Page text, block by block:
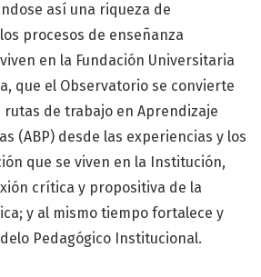
así una riqueza de
procesos de enseñanza
en la Fundación Universitaria
que el Observatorio se convierte
de trabajo en Aprendizaje
(ABP) desde las experiencias y los
que se viven en la Institución,
crítica y propositiva de la
y al mismo tiempo fortalece y
Pedagógico Institucional.